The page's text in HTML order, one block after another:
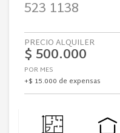
523 1138
PRECIO ALQUILER
$ 500.000
POR MES
+$ 15.000 de expensas